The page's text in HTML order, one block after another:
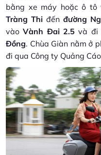
bằng xe máy hoặc ô
Tràng Thi đếnđường
vào Vành Đai 2.5 và đi
Đồng. Chùa Giàn nằm ở
đi qua Công ty Quảng